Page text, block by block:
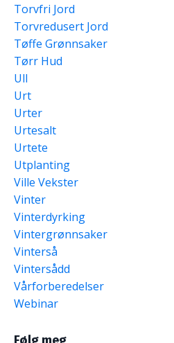
Torvfri Jord
Torvredusert Jord
Tøffe Grønnsaker
Tørr Hud
Ull
Urt
Urter
Urtesalt
Urtete
Utplanting
Ville Vekster
Vinter
Vinterdyrking
Vintergrønnsaker
Vinterså
Vintersådd
Vårforberedelser
Webinar
Følg meg